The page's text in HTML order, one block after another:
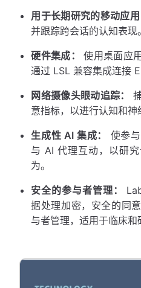
用于长期研究的移动应用
并跟踪跨会话的认知表现。
硬件集成：
使用桌面应
通过 LSL 兼容集成连接
网络摄像头眼动追踪：
意指标，以进行认知和神
生成性 AI 集成：
使参
与 AI 代理互动，以研
为。
安全的参与者管理：
据处理加密，安全的同
与者管理，适用于临床和